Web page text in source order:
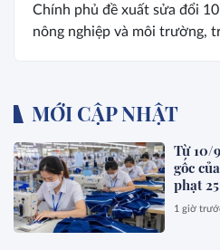
Chính phủ đề xuất sửa đổi
nông nghiệp và môi trường,
MỚI CẬP NHẬT
Từ 10/
gốc
phạt
1 giờ